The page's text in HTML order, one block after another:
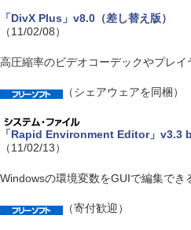
「DivX Plus」v8.0（差し替え版）
（11/02/08）
高圧縮率のビデオコーデックやプレ
（シェアウェアを同梱）
「Rapid Environment Editor」v3.3
（11/02/13）
Windowsの環境変数をGUIで編集でき
（寄付歓迎）